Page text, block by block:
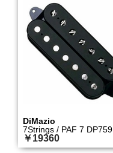
DiMazio
7Strings / PAF 7 DP759
￥19360